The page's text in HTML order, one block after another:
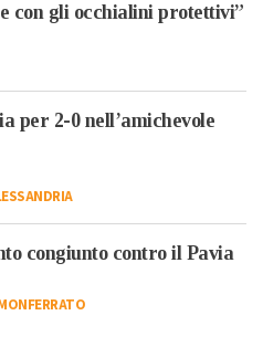
con gli occhialini protettivi”
per 2-0 nell’amichevole
congiunto contro il Pavia